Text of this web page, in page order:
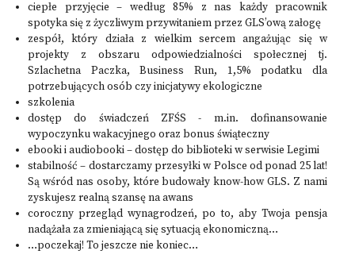
ciepłe przyjęcie – według 85% z nas każdy pracownik
spotyka się z życzliwym przywitaniem przez GLS’ową załogę
zespół, który działa z wielkim sercem angażując się w
projekty z obszaru odpowiedzialności społecznej tj.
Szlachetna Paczka, Business Run, 1,5% podatku dla
potrzebujących osób czy inicjatywy ekologiczne
szkolenia
dostęp do świadczeń ZFŚS - m.in. dofinansowanie
wypoczynku wakacyjnego oraz bonus świąteczny
ebooki i audiobooki – dostęp do biblioteki w serwisie Legimi
stabilność – dostarczamy przesyłki w Polsce od ponad 25 lat!
Są wśród nas osoby, które budowały know-how GLS. Z nami
zyskujesz realną szansę na awans
coroczny przegląd wynagrodzeń, po to, aby Twoja pensja
nadążała za zmieniającą się sytuacją ekonomiczną…
…poczekaj! To jeszcze nie koniec…